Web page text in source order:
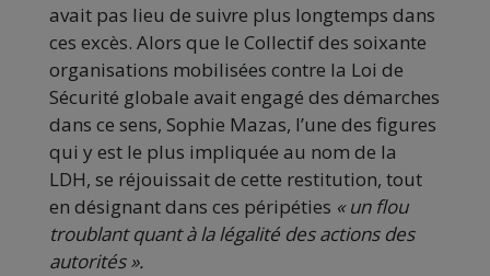
avait pas lieu de suivre plus longtemps dans
ces excès. Alors que le Collectif des soixante
organisations mobilisées contre la Loi de
Sécurité globale avait engagé des démarches
dans ce sens, Sophie Mazas, l’une des figures
qui y est le plus impliquée au nom de la
LDH, se réjouissait de cette restitution, tout
en désignant dans ces péripéties « un flou
troublant quant à la légalité des actions des
autorités ».